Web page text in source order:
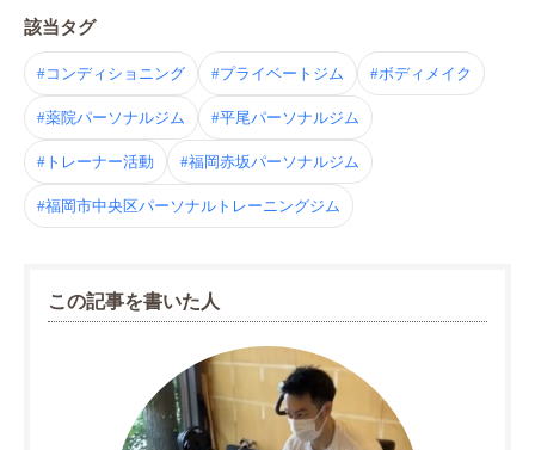
該当タグ
#コンディショニング #プライベートジム #ボディメイク
#薬院パーソナルジム #平尾パーソナルジム
#トレーナー活動 #福岡赤坂パーソナルジム
#福岡市中央区パーソナルトレーニングジム
この記事を書いた人